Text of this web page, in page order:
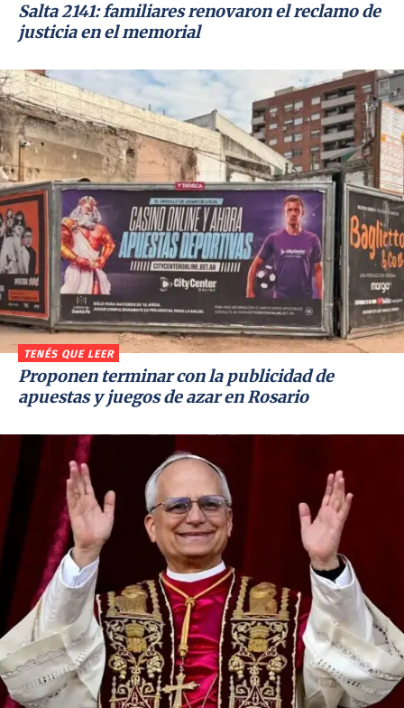
Salta 2141: familiares renovaron el reclamo de
justicia en el memorial
TENÉS QUE LEER
Proponen terminar con la publicidad de
apuestas y juegos de azar en Rosario